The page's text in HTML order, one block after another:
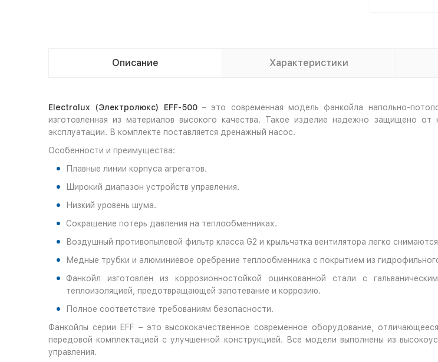
Описание Характеристики
Electrolux (Электролюкс) EFF-500– это современная модель фанкойла напольно-
изготовленная из материалов высокого качества. Такое изделие надежно защищено от
эксплуатации. В комплекте поставляется дренажный насос.
Особенности и преимущества:
Плавные линии корпуса агрегатов.
Широкий диапазон устройств управления.
Низкий уровень шума.
Сокращение потерь давления на теплообменниках.
Воздушный противопылевой фильтр класса G2 и крыльчатка вентилятора легко
Медные трубки и алюминиевое оребрение теплообменника с покрытием из
Фанкойл изготовлен из коррозионностойкой оцинкованной стали с
теплоизоляцией, предотвращающей запотевание и коррозию.
Полное соответствие требованиям безопасности.
Фанкойлы серии EFF – это высококачественное современное оборудование,
передовой комплектацией с улучшенной конструкцией. Все модели выполнены из
управления.